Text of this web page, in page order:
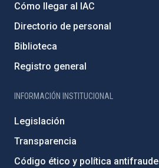
Cómo llegar al IAC
Directorio de personal
Biblioteca
Registro general
INFORMACIÓN INSTITUCIONAL
Legislación
Transparencia
Código ético y política antifraude